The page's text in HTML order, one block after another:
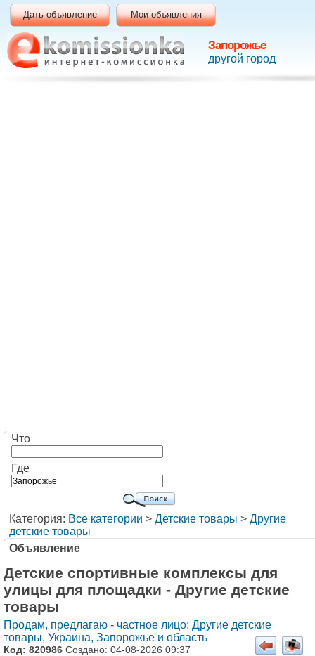
Запорожье
другой город
Дать объявление Мои объявления
Что
Где
Категория: Все категории > Детские товары > Другие
детские товары
Объявление
Детские спортивные комплексы для
улицы для площадки - Другие детские
товары
Продам, предлагаю - частное лицо: Другие детские
товары, Украина, Запорожье и область
Код: 820986 Создано: 04-08-2026 09:37